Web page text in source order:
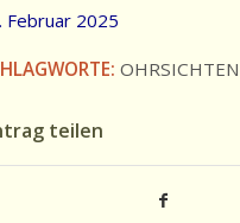
Februar 2025
OHRSICHTEN
teilen